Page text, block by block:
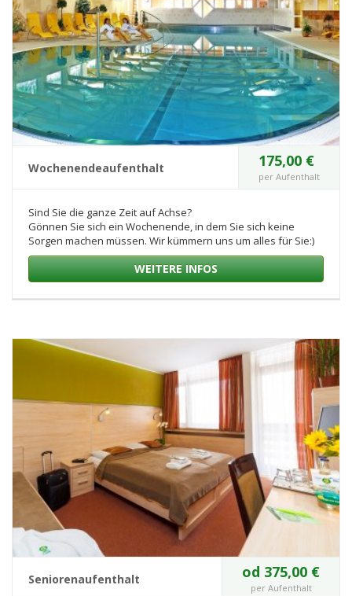
Wochenendeaufenthalt 175,00 €
per Aufenthalt
Sind Sie die ganze Zeit auf Achse?
Gönnen Sie sich ein Wochenende, in dem Sie sich keine
Sorgen machen müssen. Wir kümmern uns um alles für Sie:)
WEITERE INFOS
Seniorenaufenthalt od 375,00 €
per Aufenthalt